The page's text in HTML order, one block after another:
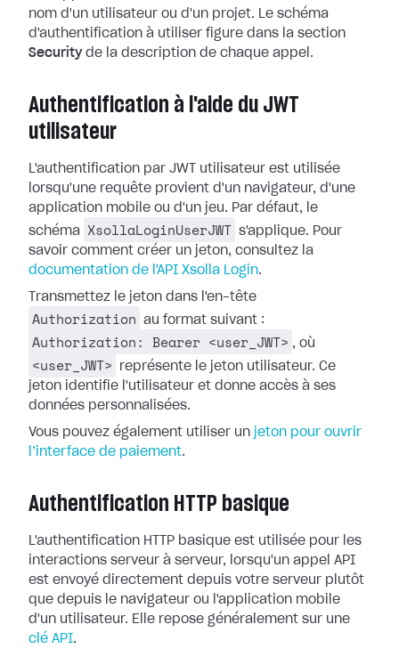
nom d'un utilisateur ou d'un projet. Le schéma
d'authentification à utiliser figure dans la section
Securityde la description de chaque appel.
Authentification à l'aide du JWT
utilisateur
L'authentification par JWT utilisateur est utilisée
lorsqu'une requête provient d'un navigateur, d'une
application mobile ou d'un jeu. Par défaut, le
schéma
XsollaLoginUserJWT s'applique. Pour
savoir comment créer un jeton, consultez la
documentation de l'API Xsolla Login.
Transmettez le jeton dans l'en-tête
Authorization au format suivant :
Authorization: Bearer <user_JWT> , où
<user_JWT>
représente le jeton utilisateur. Ce
jeton identifie l'utilisateur et donne accès à ses
données personnalisées.
Vous pouvez également utiliser un jeton pour ouvrir
l’interface de paiement.
Authentification HTTP basique
L'authentification HTTP basique est utilisée pour les
interactions serveur à serveur, lorsqu'un appel API
est envoyé directement depuis votre serveur plutôt
que depuis le navigateur ou l'application mobile
d'un utilisateur. Elle repose généralement sur une
clé API.